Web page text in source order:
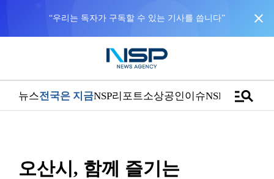
“우리는 독자가 구독할 수 있는 기사를 씁니다” close
뉴스전국은 지금NSP리포트소상공인이슈NSPTVmanage_search
오산시, 함께 즐기는